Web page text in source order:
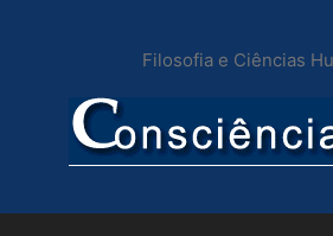
conteúdo
Filosofia e Ciências